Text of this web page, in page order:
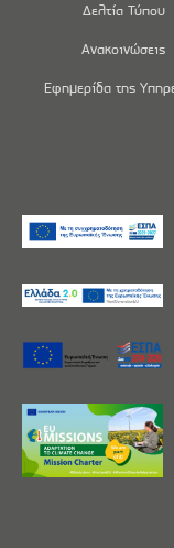
Δελτία Τύπου
Ανακοινώσεις
Εφημερίδα της